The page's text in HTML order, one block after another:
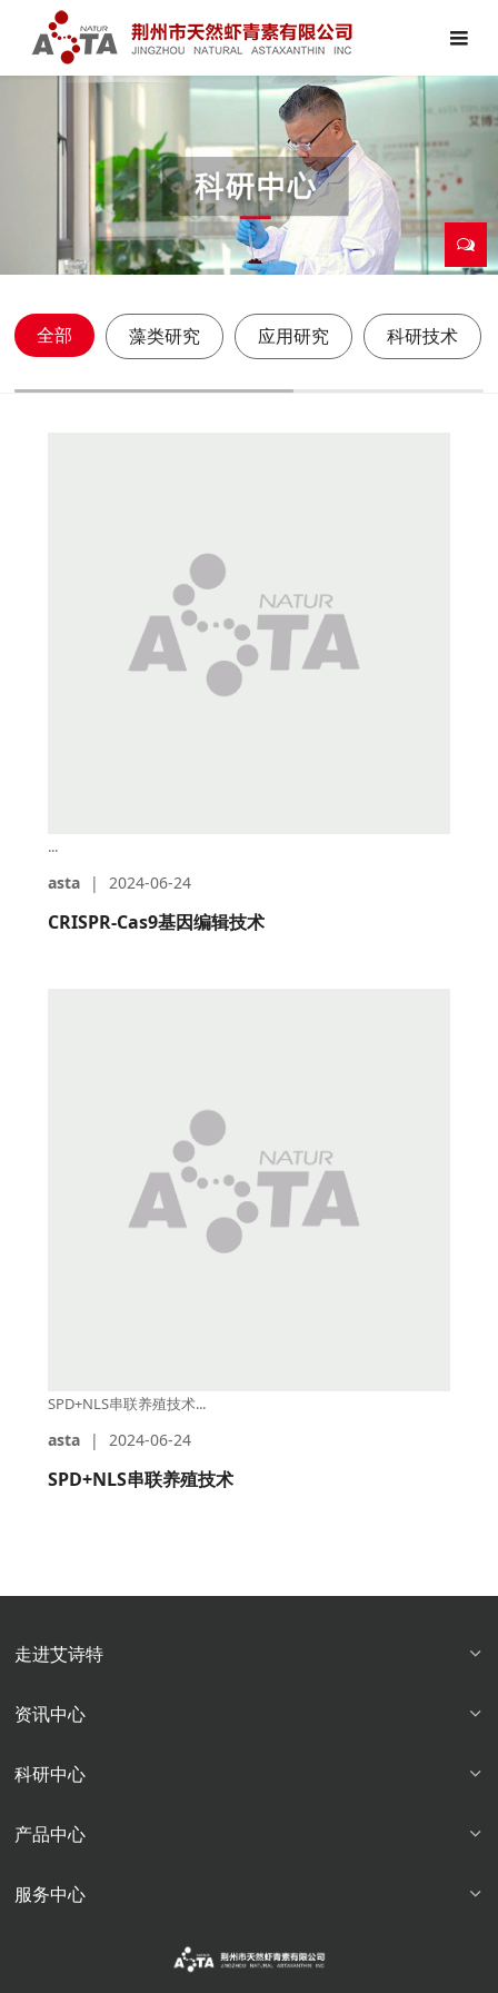
全部 藻类研究 应用研究 科研技术
...
asta | 2024-06-24
CRISPR-Cas9基因编辑技术
SPD+NLS串联养殖技术...
asta | 2024-06-24
SPD+NLS串联养殖技术
走进艾诗特
资讯中心
科研中心
产品中心
服务中心